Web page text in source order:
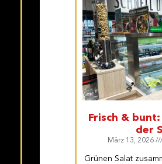
Frisch &
der
März 13, 2026
Grünen Salat